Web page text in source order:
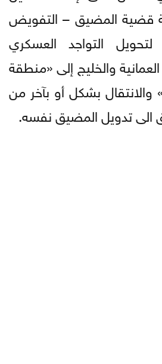
قضية المضيق – التفويض
لتحويل التواجد العسكري
والخليج إلى «منطقة
والانتقال بشكل أو بآخر من
الى تدويل المضيق نفسه.